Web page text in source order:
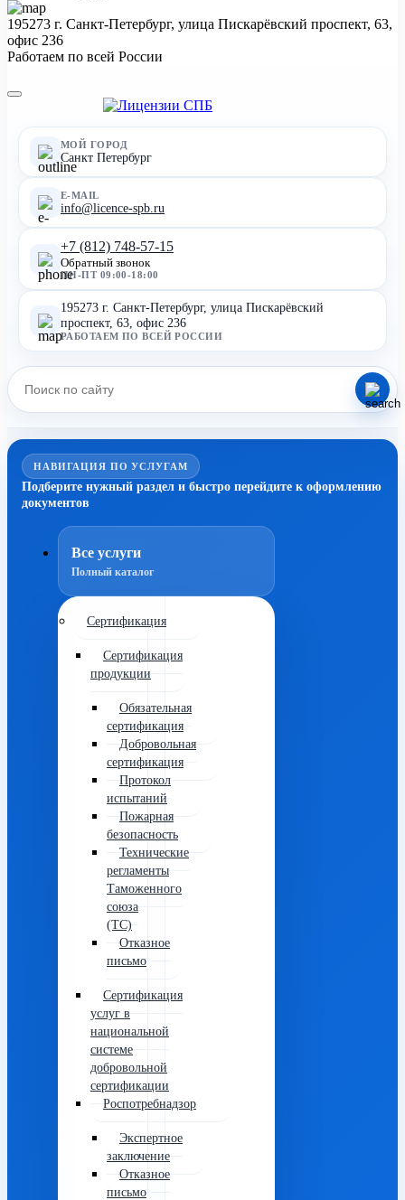
195273 г. Санкт-Петербург, улица Пискарёвский проспект, 63,
офис 236
Работаем по всей России
МОЙ ГОРОД
Санкт Петербург
E-MAIL
info@licence-spb.ru
+7 (812) 748-57-15
Обратный звонок
ПН-ПТ 09:00-18:00
195273 г. Санкт-Петербург, улица Пискарёвский
проспект, 63, офис 236
РАБОТАЕМ ПО ВСЕЙ РОССИИ
НАВИГАЦИЯ ПО УСЛУГАМ
Подберите нужный раздел и быстро перейдите к оформлению
документов
Все услуги
Полный каталог
Сертификация
Сертификация
продукции
Обязательная
сертификация
Добровольная
сертификация
Протокол
испытаний
Пожарная
безопасность
Технические
регламенты
Таможенного
союза
(ТС)
Отказное
письмо
Сертификация
услуг в
национальной
системе
добровольной
сертификации
Роспотребнадзор
Экспертное
заключение
Отказное
письмо